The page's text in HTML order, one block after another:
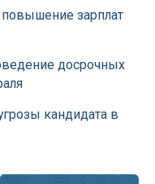
зарплат
досрочных
кандидата в